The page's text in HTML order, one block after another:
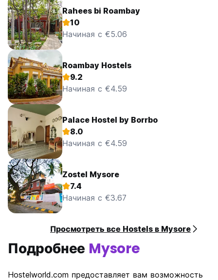
Rahees bi Roambay
10
Начиная с €5.06
Roambay Hostels
9.2
Начиная с €4.59
Palace Hostel by Borrbo
8.0
Начиная с €4.59
Zostel Mysore
7.4
Начиная с €3.67
Просмотреть все Hostels в Mysore
Подробнее Mysore
Hostelworld.com предоставляет вам возможность